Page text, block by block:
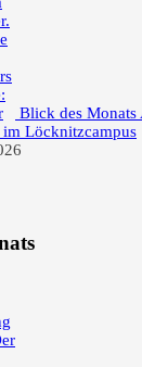
Blick des Monats
Löcknitzcampus